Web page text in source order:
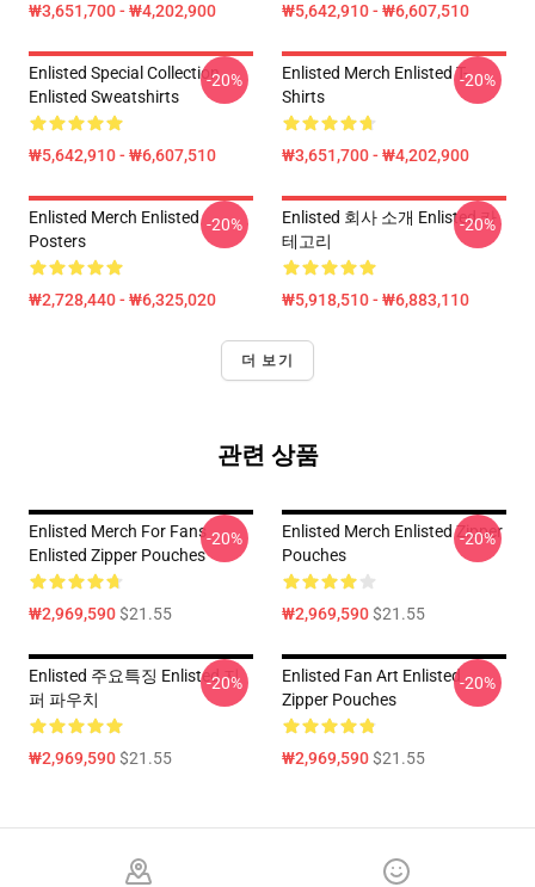
₩3,651,700 - ₩4,202,900 ₩5,642,910 - ₩6,607,510
Enlisted Special Collection
Enlisted Sweatshirts
₩5,642,910 - ₩6,607,510
-20%
Enlisted Merch Enlisted T-
Shirts
₩3,651,700 - ₩4,202,900
-20%
Enlisted Merch Enlisted
Posters
₩2,728,440 - ₩6,325,020
-20%
Enlisted 회사 소개 Enlisted 카
테고리
₩5,918,510 - ₩6,883,110
-20%
더 보기
관련 상품
Enlisted Merch For Fans
Enlisted Zipper Pouches
₩2,969,590$21.55
-20%
Enlisted Merch Enlisted Zipper
Pouches
₩2,969,590$21.55
-20%
Enlisted 주요특징 Enlisted 지
퍼 파우치
₩2,969,590$21.55
-20%
Enlisted Fan Art Enlisted
Zipper Pouches
₩2,969,590$21.55
-20%